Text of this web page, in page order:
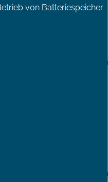
von Batteriespeicher